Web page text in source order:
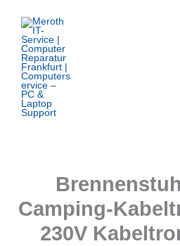
Inhalt
springen
Camping-
230V